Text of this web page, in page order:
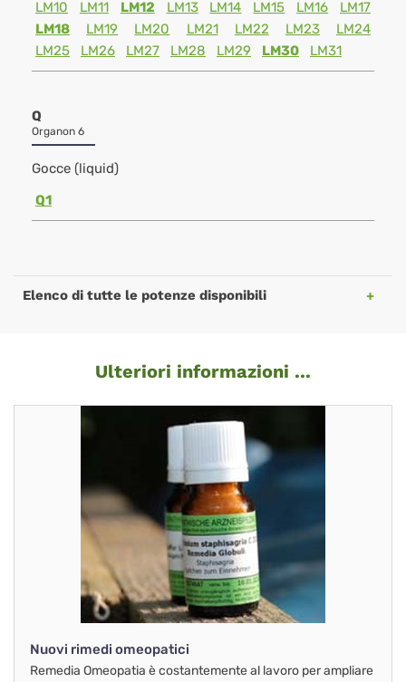
LM10
LM11 LM12 LM13 LM14 LM15 LM16
LM17
LM18
LM19 LM20 LM21 LM22 LM23
LM24
LM25
LM26 LM27 LM28 LM29 LM30 LM31
Q
Organon 6
Gocce (liquid)
Q1
Elenco di tutte le potenze disponibili
Ulteriori informazioni ...
Nuovi rimedi omeopatici
Remedia Omeopatia è costantemente al lavoro per ampliare